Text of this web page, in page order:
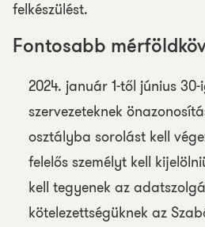
felkészülést.
Fontosabb
2024. január 1-től június
szervezeteknek
osztályba sorolást kell
felelős személyt kell
kell tegyenek az
kötelezettségüknek az